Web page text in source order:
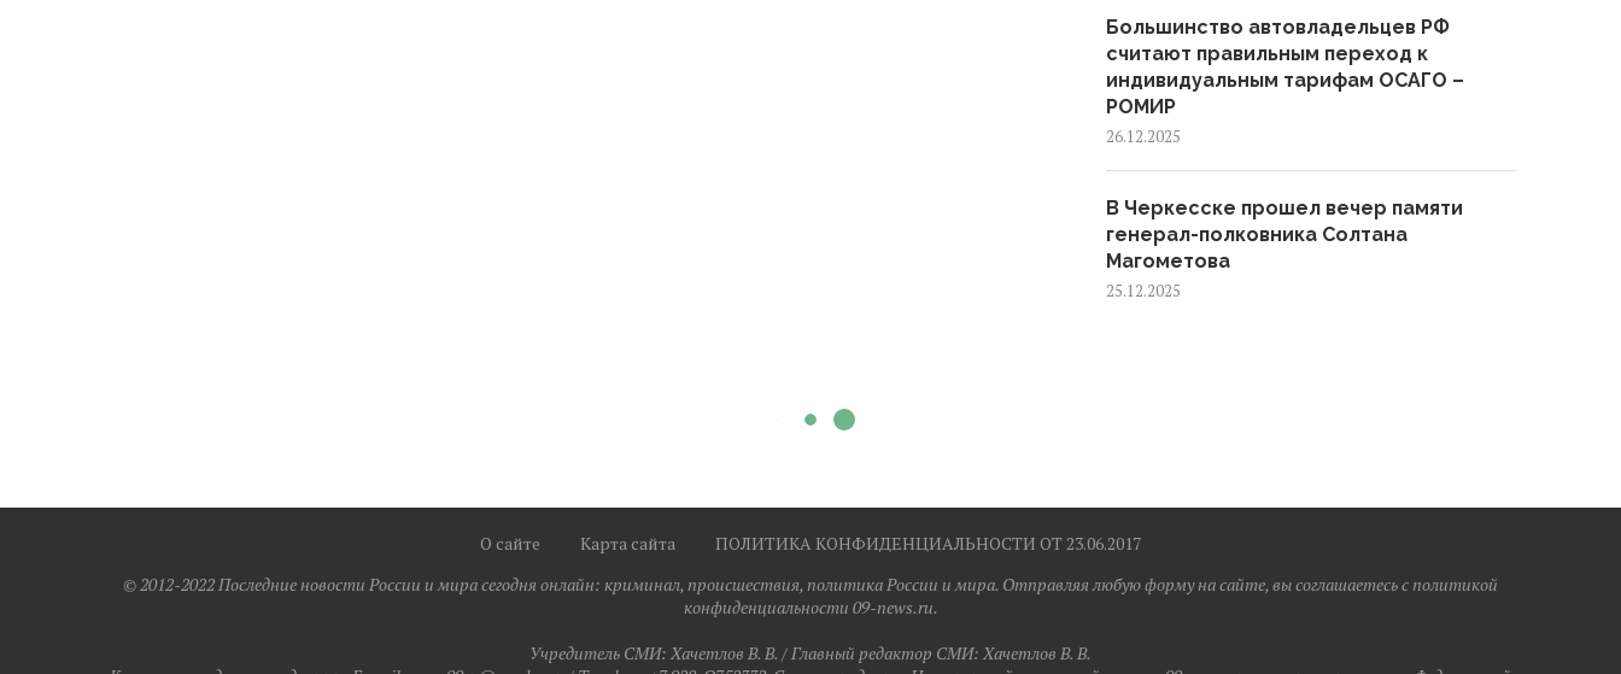
Большинство автовладельцев РФ
считают правильным переход к
индивидуальным тарифам ОСАГО –
РОМИР
26.12.2025
В Черкесске прошел вечер памяти
генерал-полковника Солтана
Магометова
25.12.2025
О сайте Карта сайта
ПОЛИТИКА КОНФИДЕНЦИАЛЬНОСТИ ОТ 23.06.2017
© 2012-2022 Последние новости России и мира сегодня онлайн: криминал, происшествия, политика России и мира. Отправляя любую форму на сайте, вы соглашаетесь с политикой
конфиденциальности 09-news.ru.
Учредитель СМИ: Хaчeтлoв B. B. / Главный редактор СМИ: Хaчeтлoв B. B.